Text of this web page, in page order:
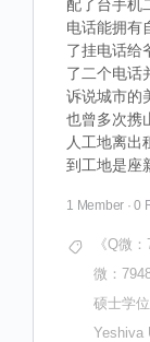
配了台手机
电话能拥有
了挂电话给
了二个电话
诉说城市的
也曾多次携
人工地离出
到工地是座
1 Member · 0
《Q微
微：
硕士学
Yeshiva